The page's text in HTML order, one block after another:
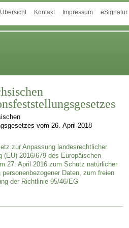
Übersicht Kontakt Impressum eSignatur
vom 26. April 2018
zur Anpassung landesrechtlicher
(EU) 2016/679 des Europäischen
27. April 2016 zum Schutz natürlicher
personenbezogener Daten, zum freien
der Richtlinie 95/46/EG